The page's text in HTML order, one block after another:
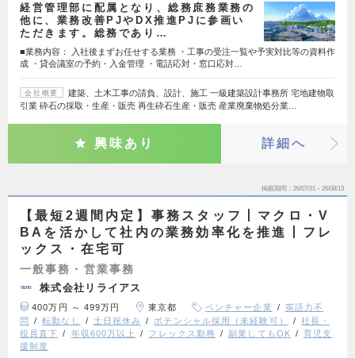
経営管理部に配属となり、総務庶務業務の
他に、業務改善PJやDX推進PJに参画い
ただきます。総務であり…
■業務内容： 入社後まずお任せする業務 ・工事の受注一覧や予実対比等の資料作
成 ・貸会議室の予約・入金管理 ・電話応対・窓口応対…
会社概要
建築、土木工事の請負、設計、施工 一級建築設計事務所 宅地建物取
引業 砕石の採取・生産・販売 再生砕石生産・販売 産業廃棄物処分業…
興味あり 詳細へ
掲載期間 26/07/31～26/08/13
【最短2週間内定】事務スタッフ丨マクロ・V
BAを活かして社内の業務効率化を推進丨フレ
ックス・在宅可
一般事務・営業事務
株式会社リライアス
400万円 ～ 499万円 東京都 ベンチャー企業
英語力不
問
転勤なし 土日祝休み ポテンシャル採用（未経験可）
社長・
役員直下
年収600万以上 フレックス勤務 副業してもOK
育児支
援制度